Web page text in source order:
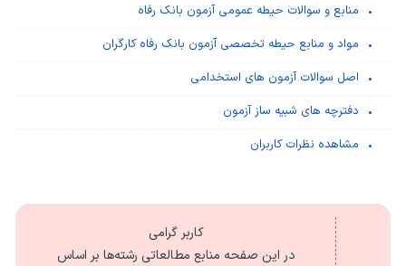
منابع و سوالات حیطه عمومی آزمون بانک رفاه
مواد و منابع حیطه تخصصی آزمون بانک رفاه کارگران
اصل سوالات آزمون های استخدامی
دفترچه های شبیه ساز آزمون
مشاهده نظرات کاربران
کاربر گرامی
در این صفحه منابع مطالعاتی رشته‌ها بر اساس